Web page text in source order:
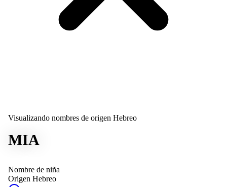
Visualizando nombres de origen Hebreo
MIA
Nombre de niña
Origen Hebreo